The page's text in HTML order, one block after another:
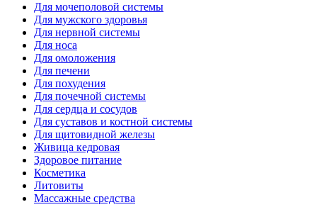
Для мочеполовой системы
Для мужского здоровья
Для нервной системы
Для носа
Для омоложения
Для печени
Для похудения
Для почечной системы
Для сердца и сосудов
Для суставов и костной системы
Для щитовидной железы
Живица кедровая
Здоровое питание
Косметика
Литовиты
Массажные средства